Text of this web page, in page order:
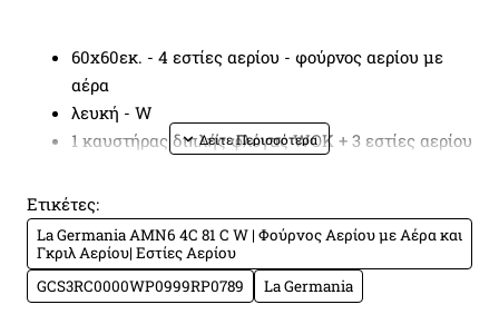
60x60εκ. - 4 εστίες αερίου - φούρνος αερίου με
αέρα
λευκή - W
1 καυστήρας διπλής φλόγας WOK + 3 εστίες αερίου
grill αερίου
λειτουργίες φούρνου
Ετικέτες:
La Germania AMN6 4C 81 C W | Φούρνος Αερίου με Αέρα και
Γκριλ Αερίου| Εστίες Αερίου
GCS3RC0000WP0999RP0789
La Germania